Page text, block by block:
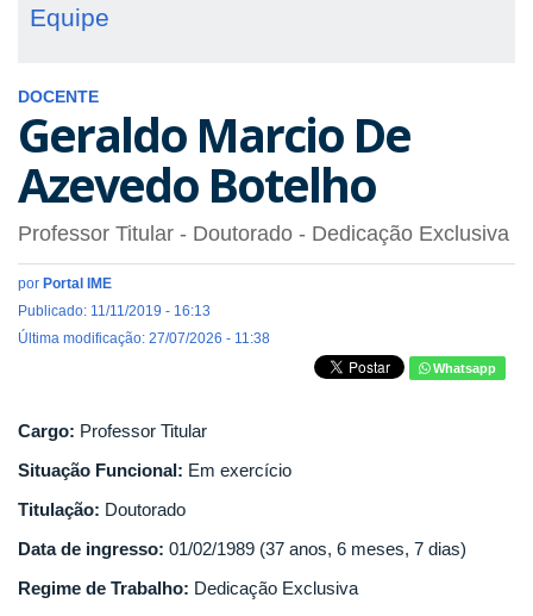
Equipe
DOCENTE
Geraldo Marcio De
Azevedo Botelho
Professor Titular - Doutorado - Dedicação Exclusiva
por Portal IME
Publicado: 11/11/2019 - 16:13
Última modificação: 27/07/2026 - 11:38
Whatsapp
Cargo: Professor Titular
Situação Funcional: Em exercício
Titulação: Doutorado
Data de ingresso: 01/02/1989 (37 anos, 6 meses, 7 dias)
Regime de Trabalho: Dedicação Exclusiva